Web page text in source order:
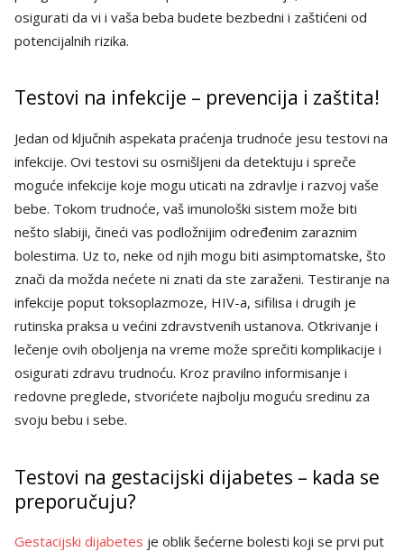
osigurati da vi i vaša beba budete bezbedni i zaštićeni od
potencijalnih rizika.
Testovi na infekcije – prevencija i zaštita!
Jedan od ključnih aspekata praćenja trudnoće jesu testovi na
infekcije. Ovi testovi su osmišljeni da detektuju i spreče
moguće infekcije koje mogu uticati na zdravlje i razvoj vaše
bebe. Tokom trudnoće, vaš imunološki sistem može biti
nešto slabiji, čineći vas podložnijim određenim zaraznim
bolestima. Uz to, neke od njih mogu biti asimptomatske, što
znači da možda nećete ni znati da ste zaraženi. Testiranje na
infekcije poput toksoplazmoze, HIV-a, sifilisa i drugih je
rutinska praksa u većini zdravstvenih ustanova. Otkrivanje i
lečenje ovih oboljenja na vreme može sprečiti komplikacije i
osigurati zdravu trudnoću. Kroz pravilno informisanje i
redovne preglede, stvorićete najbolju moguću sredinu za
svoju bebu i sebe.
Testovi na gestacijski dijabetes – kada se
preporučuju?
Gestacijski dijabetes je oblik šećerne bolesti koji se prvi put